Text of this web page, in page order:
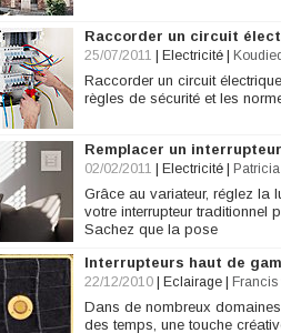
Raccorder un circuit
25/07/2011 Electricité
Raccorder un circuit
règles de sécurité et les
Remplacer un
02/02/2011 Electricité
Grâce au variateur, réglez la
votre interrupteur traditionnel
Sachez que la pose
Interrupteurs haut de
22/12/2010 Eclairage
Dans de nombreux
des temps, une touche